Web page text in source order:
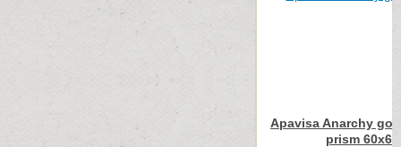
Apavisa Anarchy
prism 60x60